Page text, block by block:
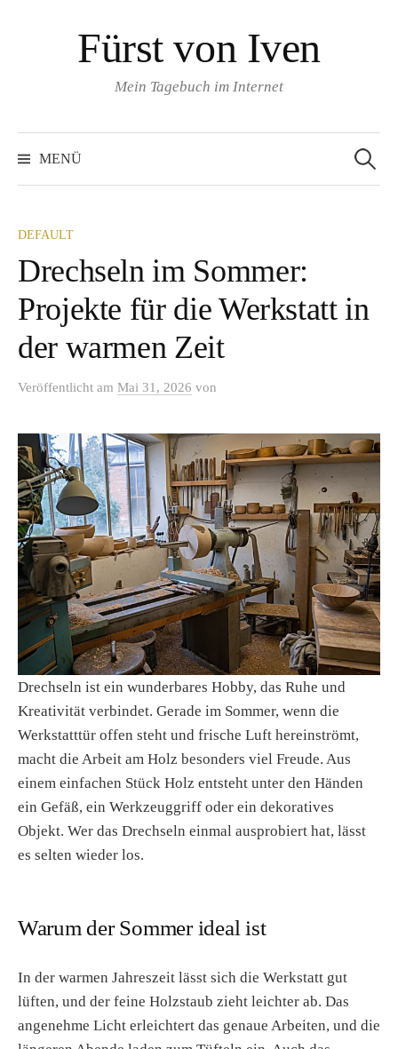
Fürst von Iven
Mein Tagebuch im Internet
MENÜ
nach:
DEFAULT
Drechseln im Sommer:
Projekte für die Werkstatt in
der warmen Zeit
Veröffentlicht am Mai 31, 2026 von
Drechseln ist ein wunderbares Hobby, das Ruhe und
Kreativität verbindet. Gerade im Sommer, wenn die
Werkstatttür offen steht und frische Luft hereinströmt,
macht die Arbeit am Holz besonders viel Freude. Aus
einem einfachen Stück Holz entsteht unter den Händen
ein Gefäß, ein Werkzeuggriff oder ein dekoratives
Objekt. Wer das Drechseln einmal ausprobiert hat, lässt
es selten wieder los.
Warum der Sommer ideal ist
In der warmen Jahreszeit lässt sich die Werkstatt gut
lüften, und der feine Holzstaub zieht leichter ab. Das
angenehme Licht erleichtert das genaue Arbeiten, und die